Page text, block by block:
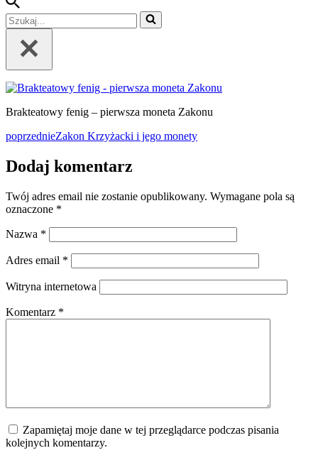
Szukaj...
Brakteatowy fenig – pierwsza moneta Zakonu
poprzednieZakon Krzyżacki i jego monety
Dodaj komentarz
Twój adres email nie zostanie opublikowany. Wymagane pola są
oznaczone *
Nazwa *
Adres email *
Witryna internetowa
Komentarz *
Zapamiętaj moje dane w tej przeglądarce podczas pisania
kolejnych komentarzy.